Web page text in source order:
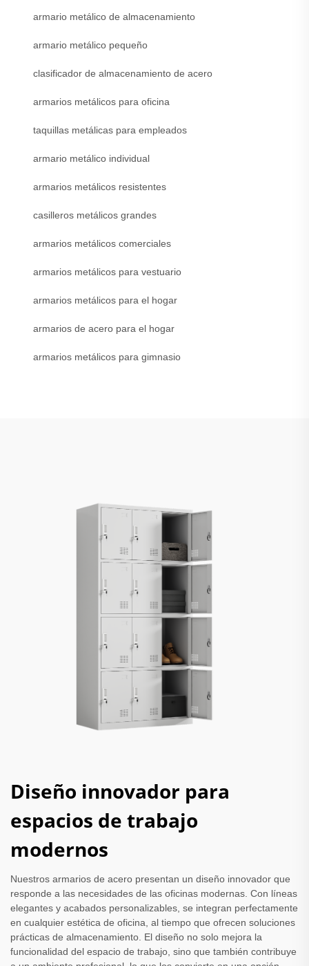
armario metálico de almacenamiento
armario metálico pequeño
clasificador de almacenamiento de acero
armarios metálicos para oficina
taquillas metálicas para empleados
armario metálico individual
armarios metálicos resistentes
casilleros metálicos grandes
armarios metálicos comerciales
armarios metálicos para vestuario
armarios metálicos para el hogar
armarios de acero para el hogar
armarios metálicos para gimnasio
Diseño innovador para
espacios de trabajo
modernos
Nuestros armarios de acero presentan un diseño innovador que
responde a las necesidades de las oficinas modernas. Con líneas
elegantes y acabados personalizables, se integran perfectamente
en cualquier estética de oficina, al tiempo que ofrecen soluciones
prácticas de almacenamiento. El diseño no solo mejora la
funcionalidad del espacio de trabajo, sino que también contribuye